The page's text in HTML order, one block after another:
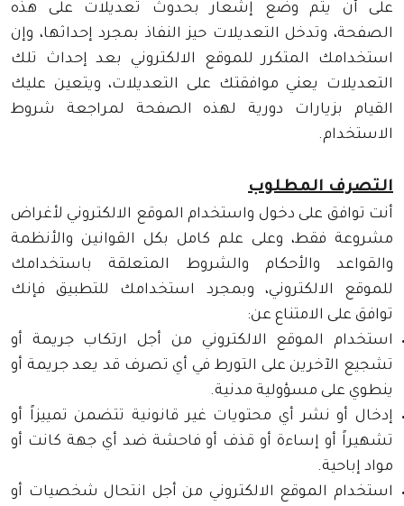
على أن يتم وضع إشعار بحدوث تعديلات على هذه
الصفحة، وتدخل التعديلات حيز النفاذ بمجرد إحداثها، وإن
استخدامك المتكرر للموقع الالكتروني بعد إحداث تلك
التعديلات يعني موافقتك على التعديلات، ويتعين عليك
القيام بزيارات دورية لهذه الصفحة لمراجعة شروط
الاستخدام.
التصرف المطلوب
أنت توافق على دخول واستخدام الموقع الالكتروني لأغراض
مشروعة فقط، وعلى علم كامل بكل القوانين والأنظمة
والقواعد والأحكام والشروط المتعلقة باستخدامك
للموقع الالكتروني، وبمجرد استخدامك للتطبيق فإنك
توافق على الامتناع عن:
استخدام الموقع الالكتروني من أجل ارتكاب جريمة أو
تشجيع الآخرين على التورط في أي تصرف قد يعد جريمة أو
ينطوي على مسؤولية مدنية.
إدخال أو نشر أي محتويات غير قانونية تتضمن تمييزاً أو
تشهيراً أو إساءة أو قذف أو فاحشة ضد أي جهة كانت أو
مواد إباحية.
استخدام الموقع الالكتروني من أجل انتحال شخصيات أو